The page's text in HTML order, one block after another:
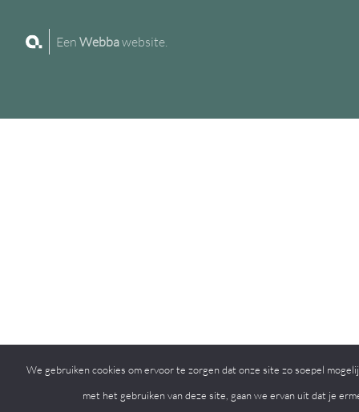
EenWebbawebsite.
We gebruiken cookies om ervoor te zorgen dat onze site zo soepel
met het gebruiken van deze site, gaan we ervan uit dat je